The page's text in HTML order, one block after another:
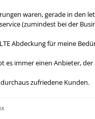
waren, gerade in den
(zumindest bei der
Abdeckung für meine
es immer einen Anbieter,
zufriedene Kunden.